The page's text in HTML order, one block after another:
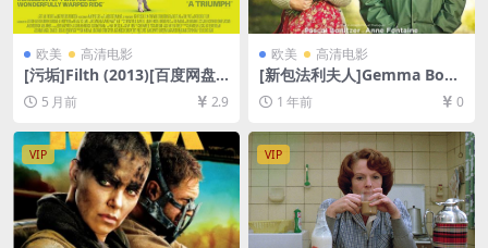
欧美 高清电影
[污垢]Filth (2013)[百度网盘
+夸克网盘1080P超清未删减
资源][网盘在线播放/下载][MP
4/6GB][中英字幕]
5 月前 2.9
欧美 高清电影
[新包法利夫人]Gemma Bove
ry (2014)[百度网盘+夸克网盘
1080P超清未删减资源][网盘
在线播放/下载][MP4/6.7GB]
[中英字幕]
1 年前 0
VIP VIP